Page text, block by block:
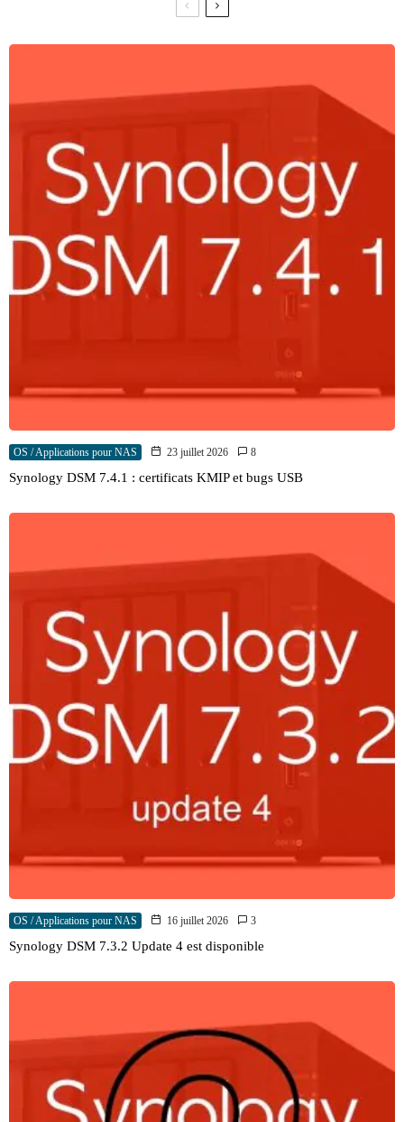
OS / Applications pour NAS 23 juillet 2026 8
Synology DSM 7.4.1 : certificats KMIP et bugs USB
OS / Applications pour NAS 16 juillet 2026 3
Synology DSM 7.3.2 Update 4 est disponible